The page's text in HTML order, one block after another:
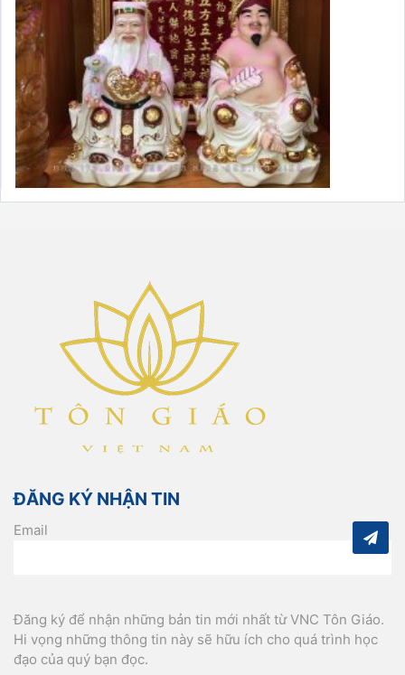
ĐĂNG KÝ NHẬN TIN
Email
Đăng ký để nhận những bản tin mới nhất từ VNC Tôn Giáo.
Hi vọng những thông tin này sẽ hữu ích cho quá trình học
đạo của quý bạn đọc.